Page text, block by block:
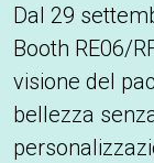
Dal 29
Booth RE06/
visione del
bellezza